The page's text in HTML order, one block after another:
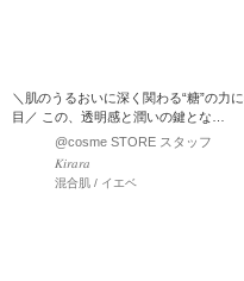
＼肌のうるおいに深く関わる“糖”の力
目／ この、透明感と潤いの鍵とな
る“糖”に似た、独自のコ…
@cosme STORE スタッフ
𝐾𝑖𝑟𝑎𝑟𝑎
混合肌 / イエベ